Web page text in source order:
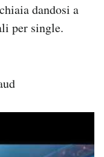
dandosi a
per single.